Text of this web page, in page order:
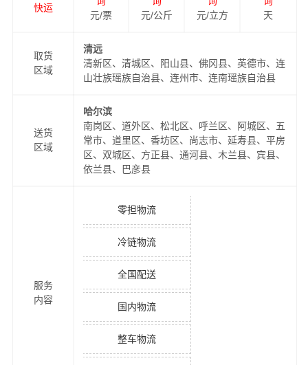
快运
元/票
元/公斤
元/立方
天
取货
区域
清远
清新区、清城区、阳山县、佛冈县、英德市、连
山壮族瑶族自治县、连州市、连南瑶族自治县
送货
区域
哈尔滨
南岗区、道外区、松北区、呼兰区、阿城区、五
常市、道里区、香坊区、尚志市、延寿县、平房
区、双城区、方正县、通河县、木兰县、宾县、
依兰县、巴彦县
服务
内容
零担物流
冷链物流
全国配送
国内物流
整车物流